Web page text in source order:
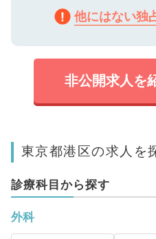
他にはない独
非公開求人を
東京都港区の求人を
診療科目から探す
外科